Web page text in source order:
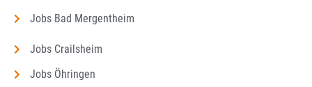
Jobs Bad Mergentheim
Jobs Crailsheim
Jobs Öhringen